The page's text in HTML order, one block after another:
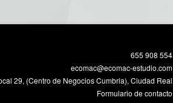
655 908 554
ecomac@ecomac-estudio.com
29, (Centro de Negocios Cumbria), Ciudad Real
Formulario de contacto